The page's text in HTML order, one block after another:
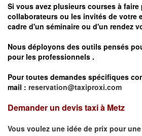
Si vous avez plusieurs courses à faire
collaborateurs ou les invités de votre
cadre d'un séminaire ou d'un rendez
Nous déployons des outils pensés
pour les professionnels .
Pour toutes demandes spécifiques
mail : reservation@taxiproxi.com
Demander un devis taxi à Metz
Vous voulez une idée de prix pour